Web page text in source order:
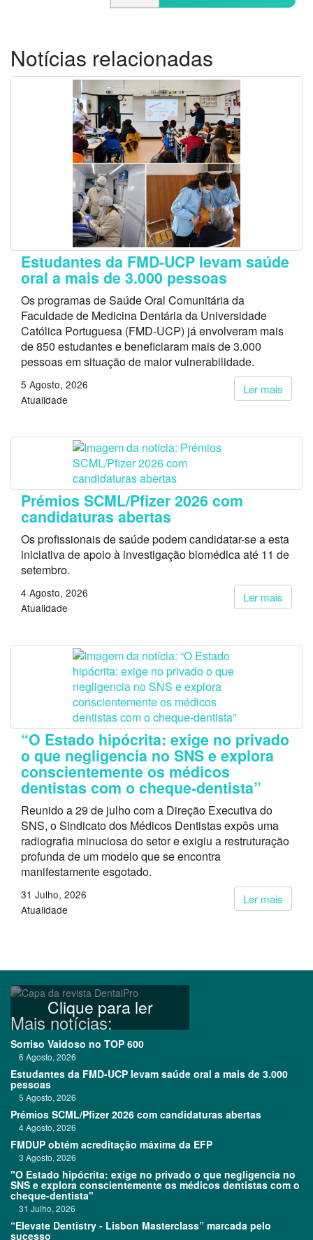
Notícias relacionadas
Estudantes da FMD-UCP levam saúde
oral a mais de 3.000 pessoas
Os programas de Saúde Oral Comunitária da
Faculdade de Medicina Dentária da Universidade
Católica Portuguesa (FMD-UCP) já envolveram mais
de 850 estudantes e beneficiaram mais de 3.000
pessoas em situação de maior vulnerabilidade.
Ler mais
5 Agosto, 2026
Atualidade
Prémios SCML/Pfizer 2026 com
candidaturas abertas
Os profissionais de saúde podem candidatar-se a esta
iniciativa de apoio à investigação biomédica até 11 de
setembro.
Ler mais
4 Agosto, 2026
Atualidade
“O Estado hipócrita: exige no privado
o que negligencia no SNS e explora
conscientemente os médicos
dentistas com o cheque-dentista”
Reunido a 29 de julho com a Direção Executiva do
SNS, o Sindicato dos Médicos Dentistas expôs uma
radiografia minuciosa do setor e exigiu a restruturação
profunda de um modelo que se encontra
manifestamente esgotado.
Ler mais
31 Julho, 2026
Atualidade
Clique para ler
Mais notícias:
Sorriso Vaidoso no TOP 600
6 Agosto, 2026
Estudantes da FMD-UCP levam saúde oral a mais de 3.000
pessoas
5 Agosto, 2026
Prémios SCML/Pfizer 2026 com candidaturas abertas
4 Agosto, 2026
FMDUP obtém acreditação máxima da EFP
3 Agosto, 2026
"O Estado hipócrita: exige no privado o que negligencia no
SNS e explora conscientemente os médicos dentistas com o
cheque-dentista"
31 Julho, 2026
“Elevate Dentistry - Lisbon Masterclass” marcada pelo
sucesso